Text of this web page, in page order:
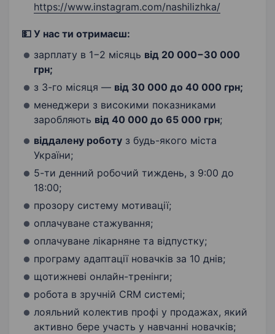
https://www.instagram.com/nashilizhka/
💵 У нас ти отримаєш:
зарплату в 1−2 місяць від 20 000−30 000
грн;
з 3-го місяця — від 30 000 до 40 000 грн;
менеджери з високими показниками
заробляють від 40 000 до 65 000 грн;
віддалену роботу з будь-якого міста
України;
5-ти денний робочий тиждень, з 9:00 до
18:00;
прозору систему мотивації;
оплачуване стажування;
оплачуване лікарняне та відпустку;
програму адаптації новачків за 10 днів;
щотижневі онлайн-тренінги;
робота в зручній CRM системі;
лояльний колектив профі у продажах, який
активно бере участь у навчанні новачків;